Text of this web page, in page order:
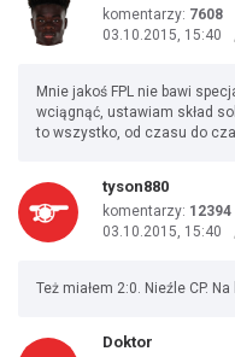
komentarzy: 7608
03.10.2015, 15:40
Mnie jakoś FPL nie bawi
wciągnąć, ustawiam skład
to wszystko, od czasu do
tyson880
komentarzy: 12394
03.10.2015, 15:40
Też miałem 2:0. Nieźle CP.
Doktor